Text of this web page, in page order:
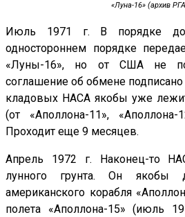
«Луна-16» (архив
Июль 1971 г. В порядке
одностороннем порядке
«Луны-16», но от США не
соглашение об обмене
кладовых НАСА якобы уже
(от «Аполлона-11», «Аполлона-
Проходит еще 9 месяцев.
Апрель 1972 г. Наконец-то
лунного грунта. Он якобы
американского корабля
полета «Аполлона-15» (июль